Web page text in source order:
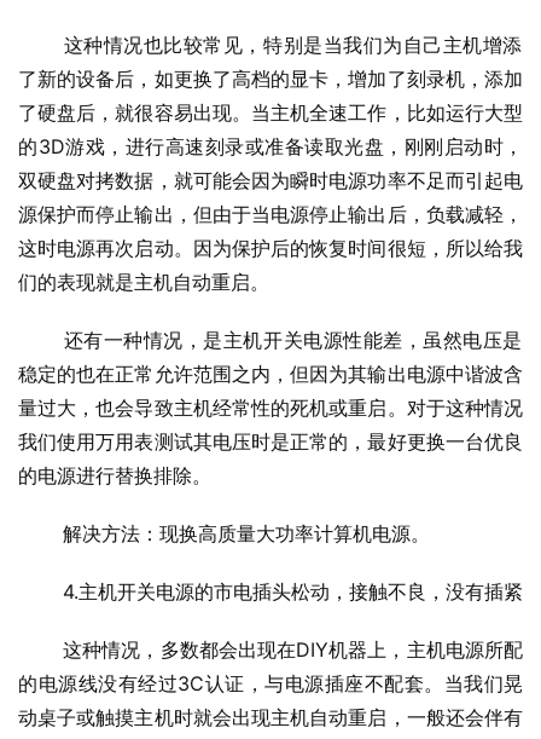
了新的设备后，如更换了高档的显卡，增加了刻录机，添加
了硬盘后，就很容易出现。当主机全速工作，比如运行大型
的3D游戏，进行高速刻录或准备读取光盘，刚刚启动时，
双硬盘对拷数据，就可能会因为瞬时电源功率不足而引起电
源保护而停止输出，但由于当电源停止输出后，负载减轻，
这时电源再次启动。因为保护后的恢复时间很短，所以给我
们的表现就是主机自动重启。
稳定的也在正常允许范围之内，但因为其输出电源中谐波含
量过大，也会导致主机经常性的死机或重启。对于这种情况
我们使用万用表测试其电压时是正常的，最好更换一台优良
的电源进行替换排除。
解决方法：现换高质量大功率计算机电源。
4.主机开关电源的市电插头松动，接触不良，没有插紧
这种情况，多数都会出现在DIY机器上，主机电源所配
的电源线没有经过3C认证，与电源插座不配套。当我们晃
动桌子或触摸主机时就会出现主机自动重启，一般还会伴有